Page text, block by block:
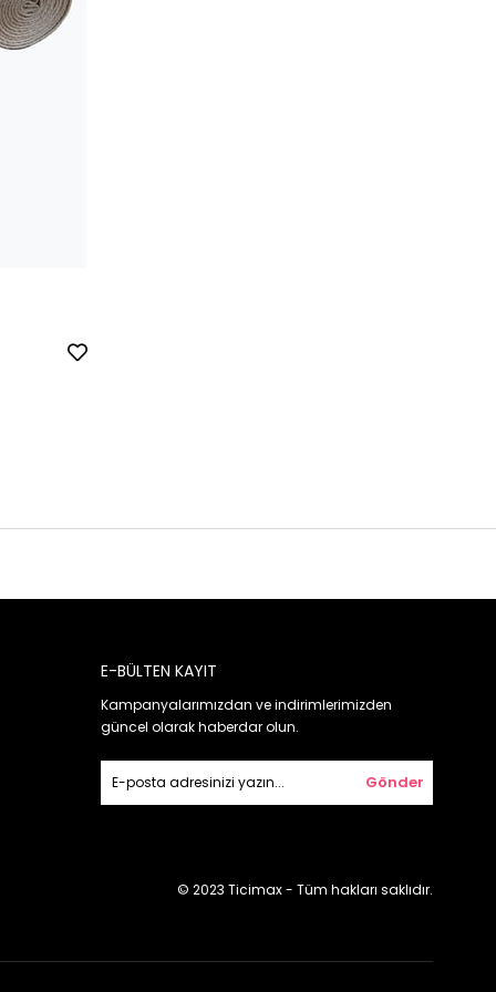
E-BÜLTEN KAYIT
Kampanyalarımızdan ve indirimlerimizden
güncel olarak haberdar olun.
Gönder
© 2023 Ticimax - Tüm hakları saklıdır.